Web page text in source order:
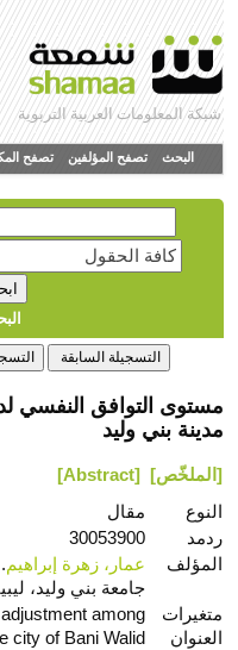
شبكة المعلومات العربية التربوية
البحث تصفح المؤلفين تصفح
مستوى التوافق النفسي
مدينة بني وليد
[الملخّص] [Abstract]
النوع
مقال
ردمد
30053900
المؤلف
عمار، زهرة إبراهيم
جامعة بني وليد،
متغيرات
العنوان
among
city of Bani Walid